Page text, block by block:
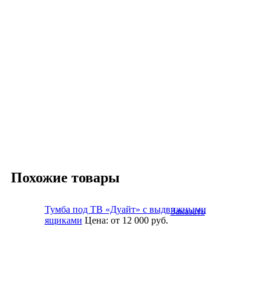
Похожие товары
Тумба под ТВ «Дуайт» с выдвижными
ящиками Цена: от 12 000руб.
Заказать